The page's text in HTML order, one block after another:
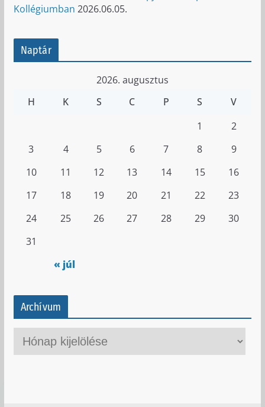
Kollégiumban 2026.06.05.
Naptár
2026. augusztus
H
K S C P S V
« júl
1
2
3
4 5 6 7 8
9
10
11 12 13 14 15
16
17
18 19 20 21 22
23
24
25 26 27 28 29
30
31
Archívum
r